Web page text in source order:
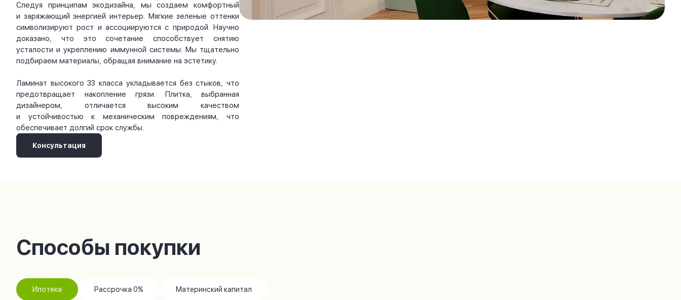
Следуя принципам экодизайна, мы создаем комфортный
и заряжающий энергией интерьер. Мягкие зеленые оттенки
символизируют рост и ассоциируются с природой. Научно
доказано, что это сочетание способствует снятию
усталости и укреплению иммунной системы. Мы тщательно
подбираем материалы, обращая внимание на эстетику.
Ламинат высокого 33 класса укладывается без стыков, что
предотвращает накопление грязи. Плитка, выбранная
дизайнером, отличается высоким качеством
и устойчивостью к механическим повреждениям, что
обеспечивает долгий срок службы.
Консультация
Способы покупки
Ипотека Рассрочка 0% Материнский капитал